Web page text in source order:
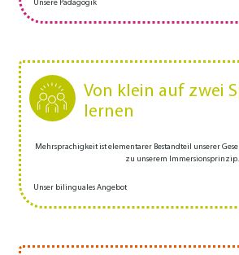
Unsere Pädagogik
Von klein auf zwei
lernen
Mehrsprachigkeit ist elementarer Bestandteil unserer
zu unserem Immersionsprinzip.
Unser bilinguales Angebot